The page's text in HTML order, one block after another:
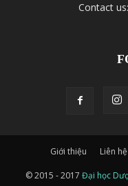
Contact
Giới thiệu Liên hệ
© 2015 - 2017 Đại học